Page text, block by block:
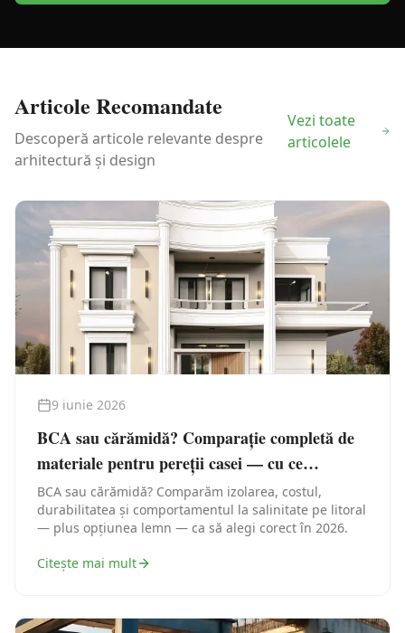
Articole Recomandate
Descoperă articole relevante despre
arhitectură și design
Vezi toate
articolele
9 iunie 2026
BCA sau cărămidă? Comparație completă de
materiale pentru pereții casei — cu ce
construiești în Constanța
BCA sau cărămidă? Comparăm izolarea, costul,
durabilitatea și comportamentul la salinitate pe litoral
— plus opțiunea lemn — ca să alegi corect în 2026.
Citește mai mult